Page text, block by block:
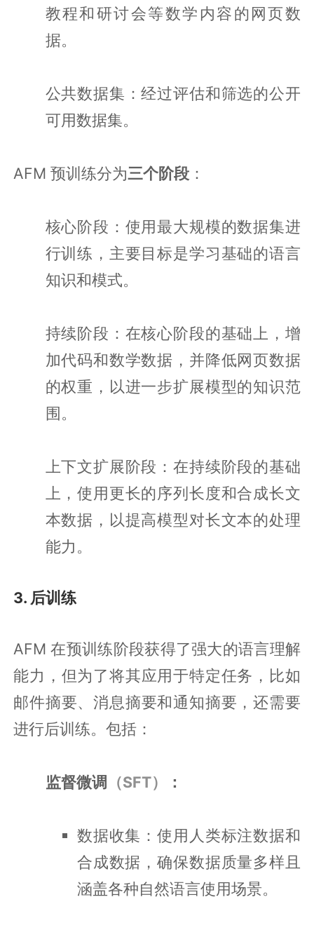
教程和研讨会等数学内容的网页数
据。
公共数据集：经过评估和筛选的公开
可用数据集。
AFM 预训练分为三个阶段 ：
核心阶段：使用最大规模的数据集进
行训练，主要目标是学习基础的语言
知识和模式。
持续阶段：在核心阶段的基础上，增
加代码和数学数据，并降低网页数据
的权重，以进一步扩展模型的知识范
围。
上下文扩展阶段：在持续阶段的基础
上，使用更长的序列长度和合成长文
本数据，以提高模型对长文本的处理
能力。
3. 后训练
AFM 在预训练阶段获得了强大的语言理解
能力，但为了将其应用于特定任务，比如
邮件摘要、消息摘要和通知摘要，还需要
进行后训练。包括：
监督微调 （SFT） ：
数据收集：使用人类标注数据和
合成数据，确保数据质量多样且
涵盖各种自然语言使用场景。